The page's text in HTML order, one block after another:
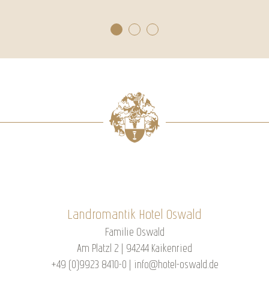
Landromantik Hotel Oswald
Familie Oswald
Am Platzl 2 | 94244 Kaikenried
+49 (0)9923 8410-0
info@hotel-oswald.de